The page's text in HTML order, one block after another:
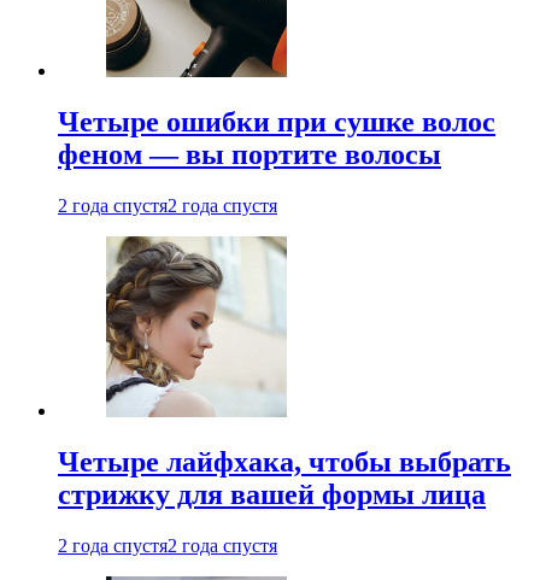
Четыре ошибки при сушке волос
феном — вы портите волосы
2 года спустя2 года спустя
Четыре лайфхака, чтобы выбрать
стрижку для вашей формы лица
2 года спустя2 года спустя